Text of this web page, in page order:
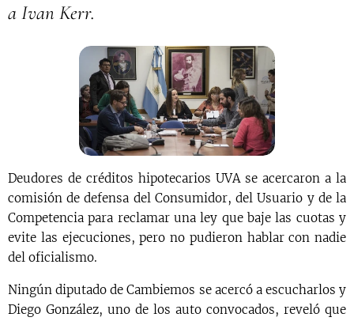
a Ivan Kerr.
Deudores de créditos hipotecarios UVA se acercaron a la
comisión de defensa del Consumidor, del Usuario y de la
Competencia para reclamar una ley que baje las cuotas y
evite las ejecuciones, pero no pudieron hablar con nadie
del oficialismo.
Ningún diputado de Cambiemos se acercó a escucharlos y
Diego González, uno de los auto convocados, reveló que